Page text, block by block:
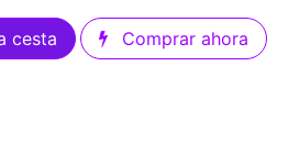
cesta Comprar ahora